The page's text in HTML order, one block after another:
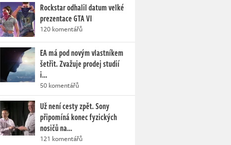
Rockstar odhalil datum velké
prezentace GTA VI
120 komentářů
EA má pod novým vlastníkem
šetřit. Zvažuje prodej studií
i…
50 komentářů
Už není cesty zpět. Sony
připomíná konec fyzických
nosičů na…
121 komentářů